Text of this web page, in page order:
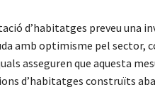
d’habitatges preveu una
amb optimisme pel sector,
asseguren que aquesta
d’habitatges construïts